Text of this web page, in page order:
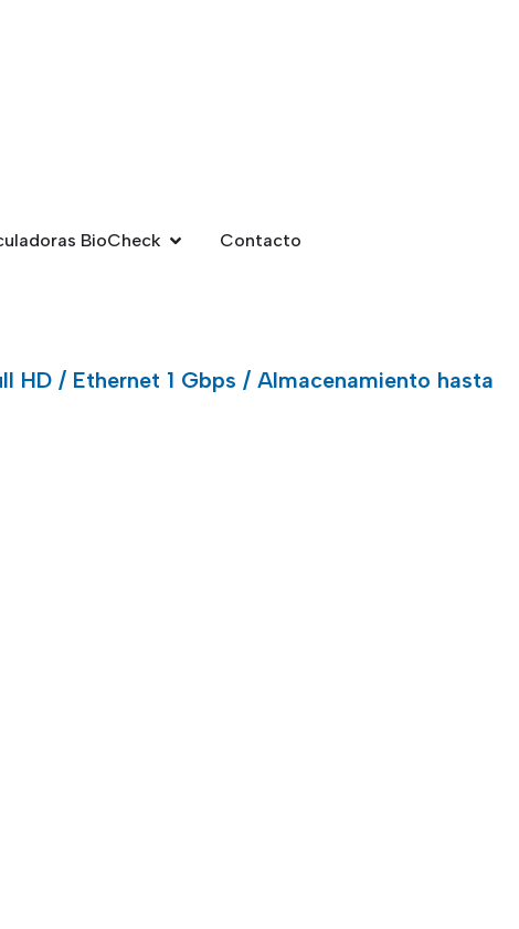
BioCheck Contacto
HD / Ethernet 1 Gbps / Almacenamiento hasta